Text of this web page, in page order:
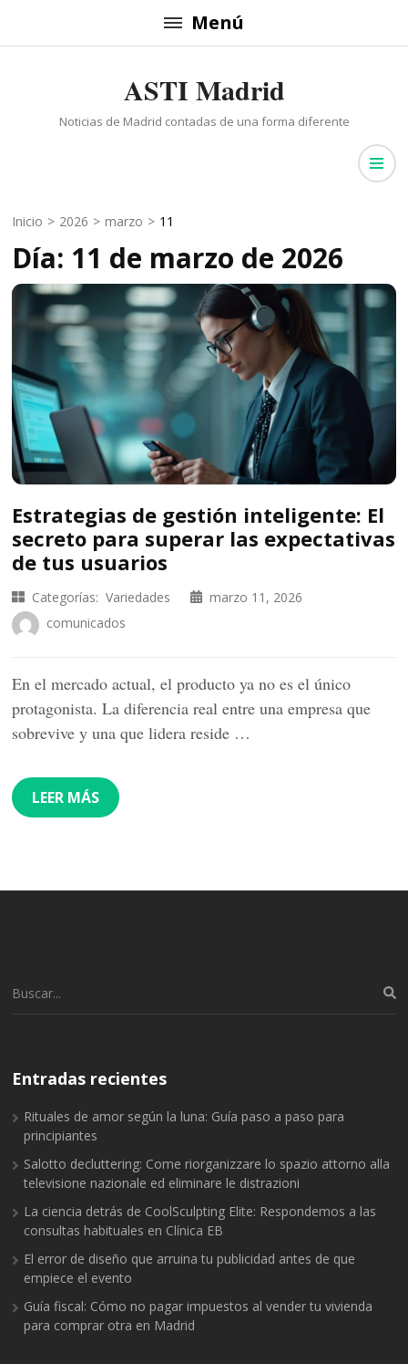
al
Menú
ASTI Madrid
Noticias de Madrid contadas de una forma diferente
Inicio > 2026 > marzo > 11
Día: 11 de marzo de 2026
Estrategias de gestión inteligente: El
secreto para superar las expectativas
de tus usuarios
Categorías: Variedades
marzo 11, 2026
comunicados
En el mercado actual, el producto ya no es el único
protagonista. La diferencia real entre una empresa que
sobrevive y una que lidera reside …
LEER MÁS
Buscar:
Entradas recientes
Rituales de amor según la luna: Guía paso a paso para
principiantes
Salotto decluttering: Come riorganizzare lo spazio attorno alla
televisione nazionale ed eliminare le distrazioni
La ciencia detrás de CoolSculpting Elite: Respondemos a las
consultas habituales en Clínica EB
El error de diseño que arruina tu publicidad antes de que
empiece el evento
Guía fiscal: Cómo no pagar impuestos al vender tu vivienda
para comprar otra en Madrid